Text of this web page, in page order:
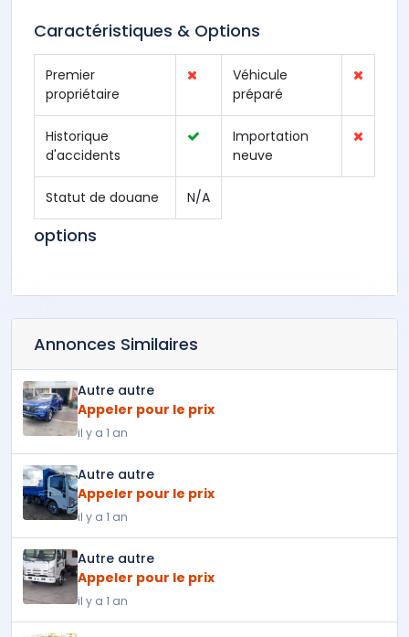
Caractéristiques & Options
Premier
propriétaire
Véhicule
préparé
Historique
d'accidents
Importation
neuve
Statut de douane N/A
options
Annonces Similaires
Autre autre
Appeler pour le prix
il y a 1 an
Autre autre
Appeler pour le prix
il y a 1 an
Autre autre
Appeler pour le prix
il y a 1 an